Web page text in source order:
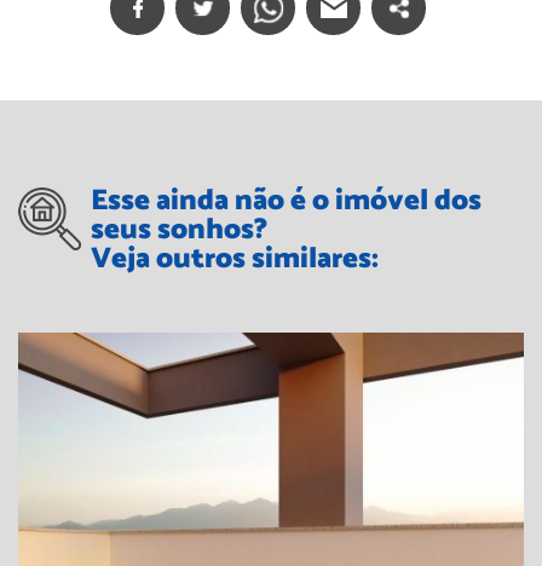
Esse ainda não é o imóvel dos
seus sonhos?
Veja outros similares: